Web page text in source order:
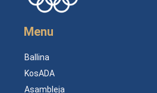
Menu
Ballina
KosADA
Asambleja